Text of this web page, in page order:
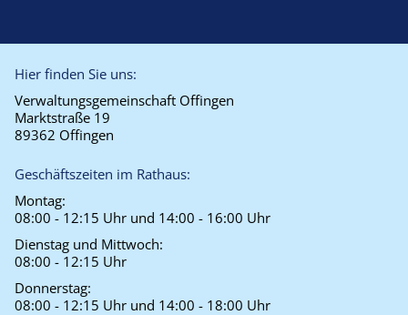
Hier finden Sie uns:
Verwaltungsgemeinschaft Offingen
Marktstraße 19
89362 Offingen
Geschäftszeiten im Rathaus:
Montag:
08:00 - 12:15 Uhr und 14:00 - 16:00 Uhr
Dienstag und Mittwoch:
08:00 - 12:15 Uhr
Donnerstag:
08:00 - 12:15 Uhr und 14:00 - 18:00 Uhr